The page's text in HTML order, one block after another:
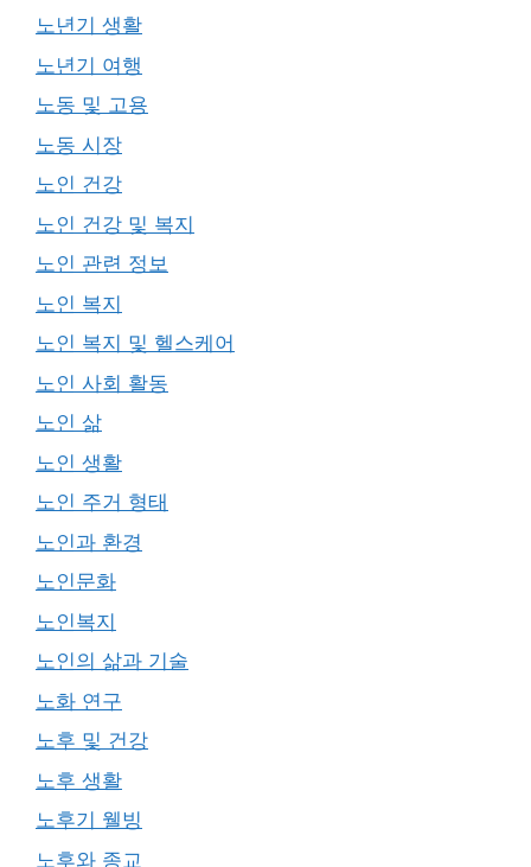
노년기 생활
노년기 여행
노동 및 고용
노동 시장
노인 건강
노인 건강 및 복지
노인 관련 정보
노인 복지
노인 복지 및 헬스케어
노인 사회 활동
노인 삶
노인 생활
노인 주거 형태
노인과 환경
노인문화
노인복지
노인의 삶과 기술
노화 연구
노후 및 건강
노후 생활
노후기 웰빙
노후와 종교